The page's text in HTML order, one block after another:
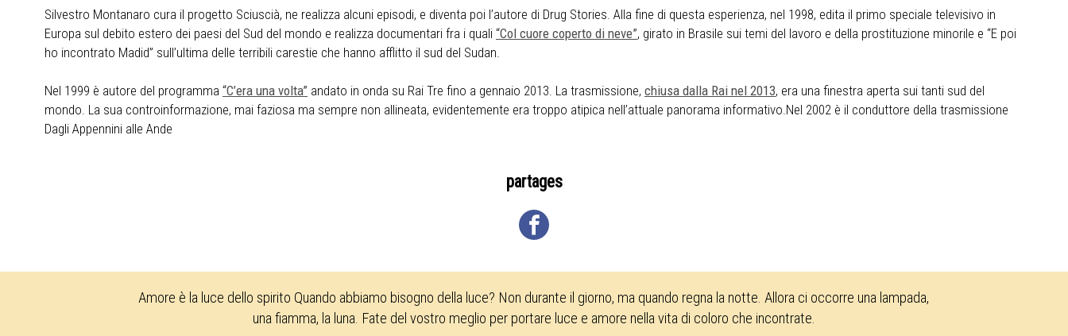
Silvestro Montanaro cura il progetto Sciuscià, ne realizza alcuni episodi, e diventa poi l’autore di Drug Stories. Alla fine di questa esperienza, nel 1998, edita il primo speciale televisivo in
Europa sul debito estero dei paesi del Sud del mondo e realizza documentari fra i quali “Col cuore coperto di neve”, girato in Brasile sui temi del lavoro e della prostituzione minorile e “E poi
ho incontrato Madid” sull’ultima delle terribili carestie che hanno afflitto il sud del Sudan.
Nel 1999 è autore del programma “C’era una volta” andato in onda su Rai Tre fino a gennaio 2013. La trasmissione, chiusa dalla Rai nel 2013, era una finestra aperta sui tanti sud del
mondo. La sua controinformazione, mai faziosa ma sempre non allineata, evidentemente era troppo atipica nell’attuale panorama informativo.Nel 2002 è il conduttore della trasmissione
Dagli Appennini alle Ande
partages
Amore è la luce dello spirito Quando abbiamo bisogno della luce? Non durante il giorno, ma quando regna la notte. Allora ci occorre una lampada,
una fiamma, la luna. Fate del vostro meglio per portare luce e amore nella vita di coloro che incontrate.